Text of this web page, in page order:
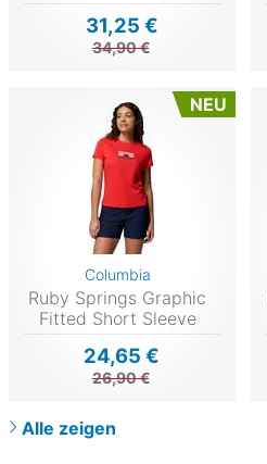
31,25 €
34,90 €
NEU
Columbia
Ruby Springs Graphic
Fitted Short Sleeve
24,65 €
26,90 €
Alle zeigen